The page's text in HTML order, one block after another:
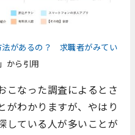
法があるの？ 求職者がみてい
」から引用
こなった調査によるとさ
がわかりますが、やはり
している人が多いことが